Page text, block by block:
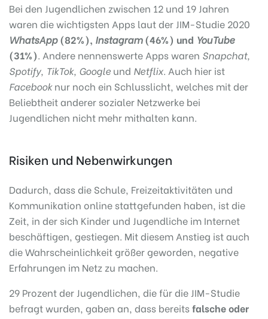
Bei den Jugendlichen zwischen 12 und 19 Jahren
waren die wichtigsten Apps laut der JIM-Studie 2020
WhatsApp(82%), Instagram(46%) und YouTube
(31%). Andere nennenswerte Apps waren Snapchat,
Spotify, TikTok, Google und Netflix. Auch hier ist
Facebooknur noch ein Schlusslicht, welches mit der
Beliebtheit anderer sozialer Netzwerke bei
Jugendlichen nicht mehr mithalten kann.
Risiken und Nebenwirkungen
Dadurch, dass die Schule, Freizeitaktivitäten und
Kommunikation online stattgefunden haben, ist die
Zeit, in der sich Kinder und Jugendliche im Internet
beschäftigen, gestiegen. Mit diesem Anstieg ist auch
die Wahrscheinlichkeit größer geworden, negative
Erfahrungen im Netz zu machen.
29 Prozent der Jugendlichen, die für die JIM-Studie
befragt wurden, gaben an, dass bereitsfalsche oder